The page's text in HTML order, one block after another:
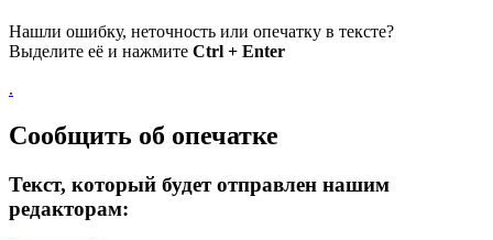
Нашли ошибку, неточность или опечатку в тексте?
Выделите её и нажмите Ctrl + Enter
.
Сообщить об опечатке
Текст, который будет отправлен нашим
редакторам: